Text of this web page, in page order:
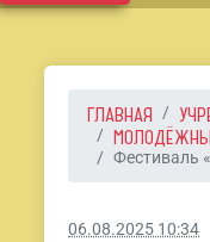
ГЛАВНАЯ
Фестиваль
06.08.2025 10:34